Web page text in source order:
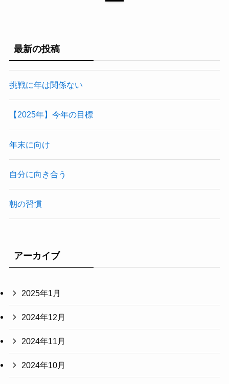
最新の投稿
挑戦に年は関係ない
【2025年】今年の目標
年末に向け
自分に向き合う
朝の習慣
アーカイブ
2025年1月
2024年12月
2024年11月
2024年10月